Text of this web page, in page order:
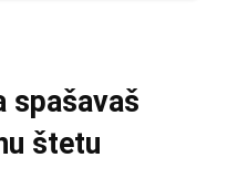
spašavaš
štetu